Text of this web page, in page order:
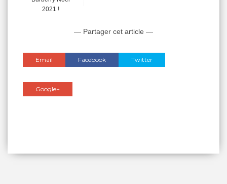
2021 !
— Partager cet article —
Email Facebook Twitter
Google+